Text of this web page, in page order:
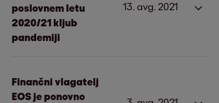
poslovnem letu
2020/21 kljub
pandemiji
13. avg. 2021
ostaja donosen
Visoka raven naložb v zavarovane in
Finančni vlagatelj
EOS je ponovno